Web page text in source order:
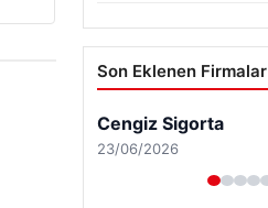
Son Eklenen Firmalar
Cengiz Sigorta
23/06/2026